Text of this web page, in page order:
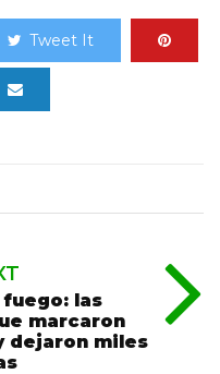
Tweet It
las
marcaron
dejaron miles